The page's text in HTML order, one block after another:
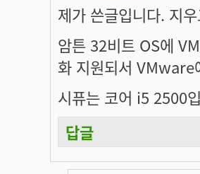
제가 쓴글입니다. 지
암튼 32비트 OS에
화 지원되서 VMware
시퓨는 코어 i5 2500
답글